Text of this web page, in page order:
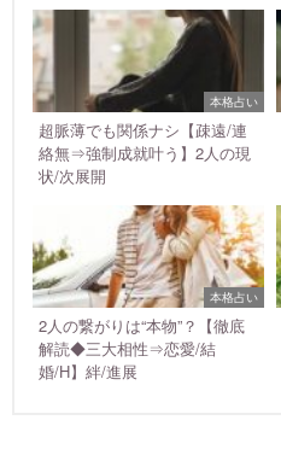
本格占い
超脈薄でも関係ナシ【疎遠/連
絡無⇒強制成就叶う】2人の現
状/次展開
本格占い
2人の繋がりは“本物”？【徹底
解読◆三大相性⇒恋愛/結
婚/H】絆/進展